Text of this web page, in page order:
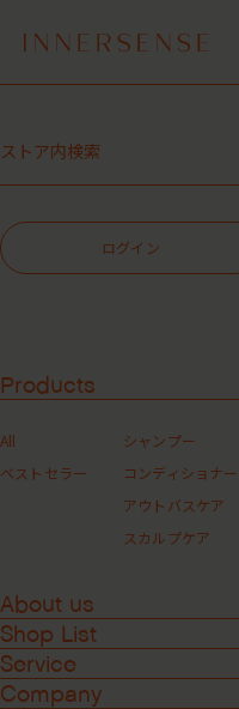
MASHグループの会員
レビュー1投稿につ
１点以上ご購入で、シャンプ
7,700円（税込）以上ご購入
MASHグループの会員
レビュー1投稿につ
ログイン
Products
All
ベストセラー
シャンプー
コンディショナ
アウトバスケア
スカルプケア
About us
Shop List
Service
Company